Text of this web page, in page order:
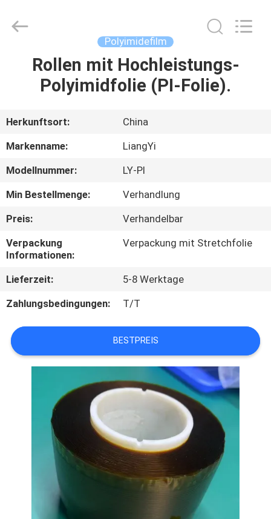
HAUS
ÜBER
UNS
FABRIK-
AUSFLUG
QUALITÄTSKONTROLLE
TRETEN
MIT
UNS
VERBINDUNG
NACHRICHTEN
FORDERN
Industry
Polyimidefilm
Rollen mit Hochleistungs-
Polyimidfolie (PI-Folie).
Herkunftsort:
China
Markenname:
LiangYi
Modellnummer:
LY-PI
Min Bestellmenge:
Verhandlung
Preis:
Verhandelbar
Verpackung
Informationen:
Verpackung mit Stretchfolie
Lieferzeit:
5-8 Werktage
Zahlungsbedingungen:
T/T
BESTPREIS